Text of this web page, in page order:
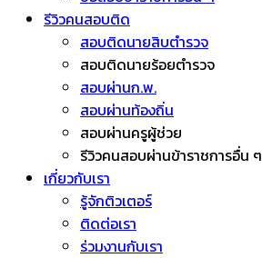
รีวิวคนสอบติด
สอบติดนายสิบตำรวจ
สอบติดนายร้อยตำรวจ
สอบผ่านก.พ.
สอบผ่านท้องถิ่น
สอบผ่านครูผู้ช่วย
รีวิวคนสอบผ่านข้าราชการอื่น ๆ
เกี่ยวกับเรา
รู้จักติวเตอร์
ติดต่อเรา
ร่วมงานกับเรา